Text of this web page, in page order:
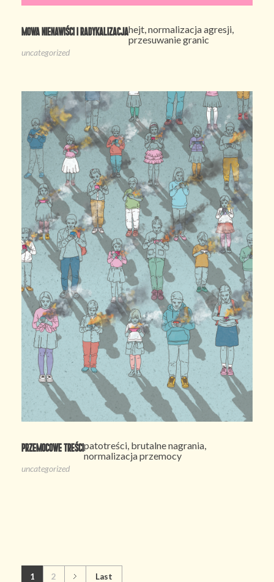
Mowa nienawiści i radykalizacjahejt, normalizacja agresji,
przesuwanie granic
uncategorized
Przemocowe treścipatotreści, brutalne nagrania,
normalizacja przemocy
uncategorized
1 2 Last